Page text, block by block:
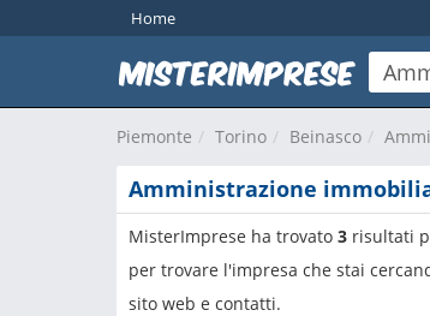
Home
Piemonte Torino Beinasco
Amministrazione
MisterImprese ha trovato 3 risultati
per trovare l'impresa che stai
sito web e contatti.